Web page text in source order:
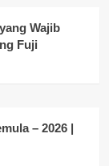
Wajib
Fuji
– 2026 |